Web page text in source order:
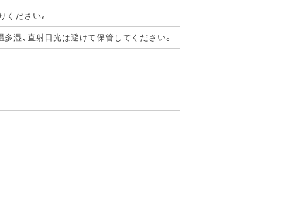
ください。
湿、直射日光は避けて保管してください。